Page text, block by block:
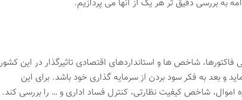
به بررسی دقیق تر هر یک از آنها می پردازیم.
شاخص ها و استانداردهای اقتصادی تاثیرگذار در این کشور
و بعد به فکر سود بردن از سرمایه گذاری خود باشد. برای این
اموال، شاخص کیفیت نظارتی، کنترل فساد اداری و … را بررسی کند.